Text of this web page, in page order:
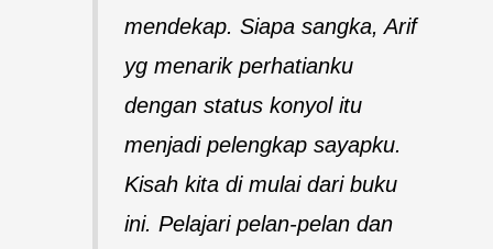
mendekap. Siapa sangka, Arif
yg menarik perhatianku
dengan status konyol itu
menjadi pelengkap sayapku.
Kisah kita di mulai dari buku
ini. Pelajari pelan-pelan dan